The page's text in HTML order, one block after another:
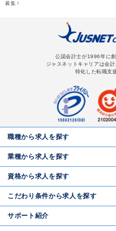
募集！
公認会計士が1996年に
ジャスネットキャリアは会
特化した転職支
職種から求人を探す
業種から求人を探す
資格から求人を探す
こだわり条件から求人を探す
サポート紹介